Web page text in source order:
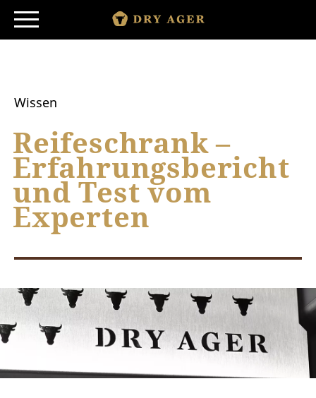
Skip
SMARTAGING
PRODUKTE
PRINZIP
STORY
ENTDECKEN
EN ES| MORE COUNTRIES
Wissen
Reifeschrank –
Erfahrungsbericht
und Test vom
Experten